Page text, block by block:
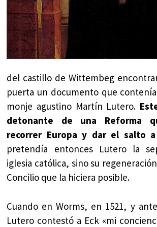
del castillo de Wittembeg
puerta un documento que
monje agustino Martín Lutero.
detonante de una Reforma
recorrer Europa y dar el salto a
pretendía entonces Lutero la
iglesia católica, sino su
Concilio que la hiciera posible.
Cuando en Worms, en 1521, y
Lutero contestó a Eck «mi